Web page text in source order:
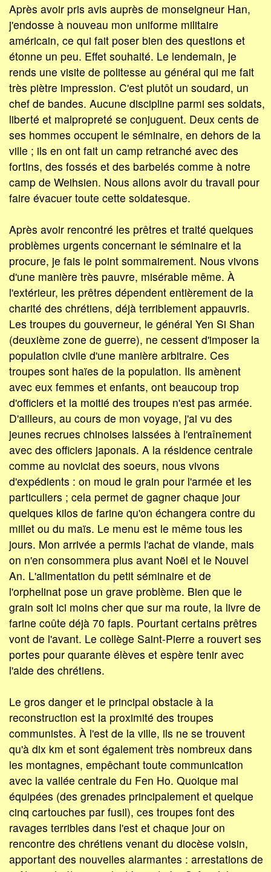
Après avoir pris avis auprès de monseigneur Han,
j'endosse à nouveau mon uniforme militaire
américain, ce qui fait poser bien des questions et
étonne un peu. Effet souhaité. Le lendemain, je
rends une visite de politesse au général qui me fait
très piètre impression. C'est plutôt un soudard, un
chef de bandes. Aucune discipline parmi ses soldats,
liberté et malpropreté se conjuguent. Deux cents de
ses hommes occupent le séminaire, en dehors de la
ville ; ils en ont fait un camp retranché avec des
fortins, des fossés et des barbelés comme à notre
camp de Weihsien. Nous allons avoir du travail pour
faire évacuer toute cette soldatesque.
Après avoir rencontré les prêtres et traité quelques
problèmes urgents concernant le séminaire et la
procure, je fais le point sommairement. Nous vivons
d'une manière très pauvre, misérable même. À
l'extérieur, les prêtres dépendent entièrement de la
charité des chrétiens, déjà terriblement appauvris.
Les troupes du gouverneur, le général Yen Si Shan
(deuxième zone de guerre), ne cessent d'imposer la
population civile d'une manière arbitraire. Ces
troupes sont haïes de la population. Ils amènent
avec eux femmes et enfants, ont beaucoup trop
d'officiers et la moitié des troupes n'est pas armée.
D'ailleurs, au cours de mon voyage, j'ai vu des
jeunes recrues chinoises laissées à l'entraînement
avec des officiers japonais. A la résidence centrale
comme au noviciat des soeurs, nous vivons
d'expédients : on moud le grain pour l'armée et les
particuliers ; cela permet de gagner chaque jour
quelques kilos de farine qu'on échangera contre du
millet ou du maïs. Le menu est le même tous les
jours. Mon arrivée a permis l'achat de viande, mais
on n'en consommera plus avant Noël et le Nouvel
An. L'alimentation du petit séminaire et de
l'orphelinat pose un grave problème. Bien que le
grain soit ici moins cher que sur ma route, la livre de
farine coûte déjà 70 fapis. Pourtant certains prêtres
vont de l'avant. Le collège Saint-Pierre a rouvert ses
portes pour quarante élèves et espère tenir avec
l'aide des chrétiens.
Le gros danger et le principal obstacle à la
reconstruction est la proximité des troupes
communistes. À l'est de la ville, ils ne se trouvent
qu'à dix km et sont également très nombreux dans
les montagnes, empêchant toute communication
avec la vallée centrale du Fen Ho. Quoique mal
équipées (des grenades principalement et quelque
cinq cartouches par fusil), ces troupes font des
ravages terribles dans l'est et chaque jour on
rencontre des chrétiens venant du diocèse voisin,
apportant des nouvelles alarmantes : arrestations de